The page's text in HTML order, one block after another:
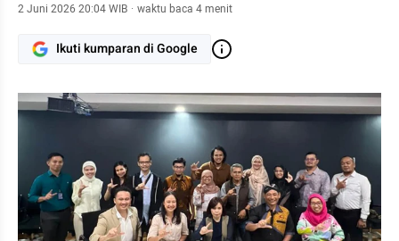
2 Juni 2026 20:04 WIB · waktu baca 4 menit
Ikuti kumparan di Google